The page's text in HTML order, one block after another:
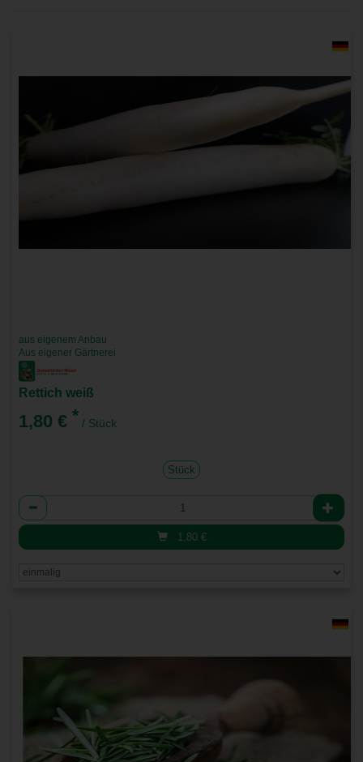
aus eigenem Anbau
Aus eigener Gärtnerei
Rettich weiß
1,80 € * / Stück
Stück
Anzahl
1,80 €